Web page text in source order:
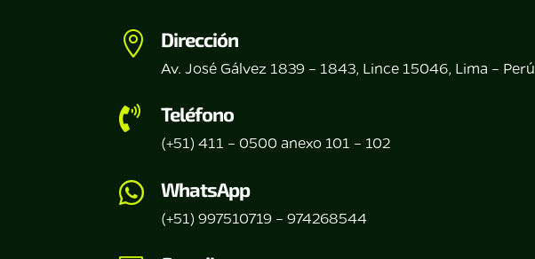
 Dirección
Av. José Gálvez 1839 – 1843, Lince 15046, Lima – Perú
 Teléfono
(+51) 411 – 0500 anexo 101 – 102
 WhatsApp
(+51) 997510719 – 974268544